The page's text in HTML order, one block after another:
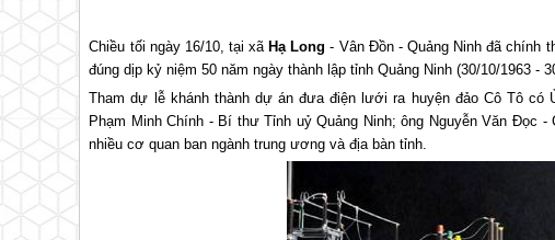
Chiều tối ngày 16/10, tại xã Hạ Long - Vân Đồn - Quảng Ninh đã chính
đúng dịp kỷ niệm 50 năm ngày thành lập tỉnh Quảng Ninh (30/10/1963 -
Tham dự lễ khánh thành dự án đưa điện lưới ra huyện đảo Cô Tô có
Phạm Minh Chính - Bí thư Tỉnh uỷ Quảng Ninh; ông Nguyễn Văn Đọc
nhiều cơ quan ban ngành trung ương và địa bàn tỉnh.